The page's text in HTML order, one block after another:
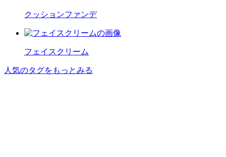
クッションファンデ
フェイスクリーム
人気のタグをもっとみる